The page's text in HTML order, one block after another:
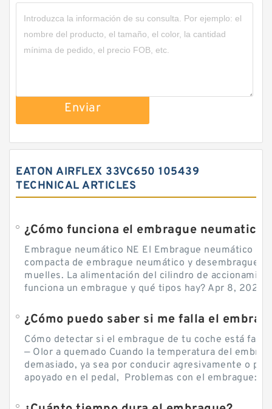
Enviar
EATON AIRFLEX 33VC650 105439
TECHNICAL ARTICLES
¿Cómo funciona el embrague neumatico?
Embrague neumático NE El Embrague neumático
compacta de embrague neumático y desembrague
muelles. La alimentación del cilindro de
funciona un embrague y qué tipos hay? Apr 8, 2020
Cómo detectar si el embrague de tu coche está
— Olor a quemado Cuando la temperatura del
demasiado, ya sea por conducir agresivamente o
apoyado en el pedal, Problemas con el embrague: